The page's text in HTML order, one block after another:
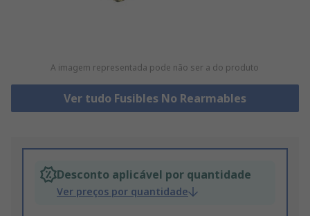
A imagem representada pode não ser a do produto
Ver tudo Fusibles No Rearmables
Desconto aplicável por quantidade
Ver preços por quantidade